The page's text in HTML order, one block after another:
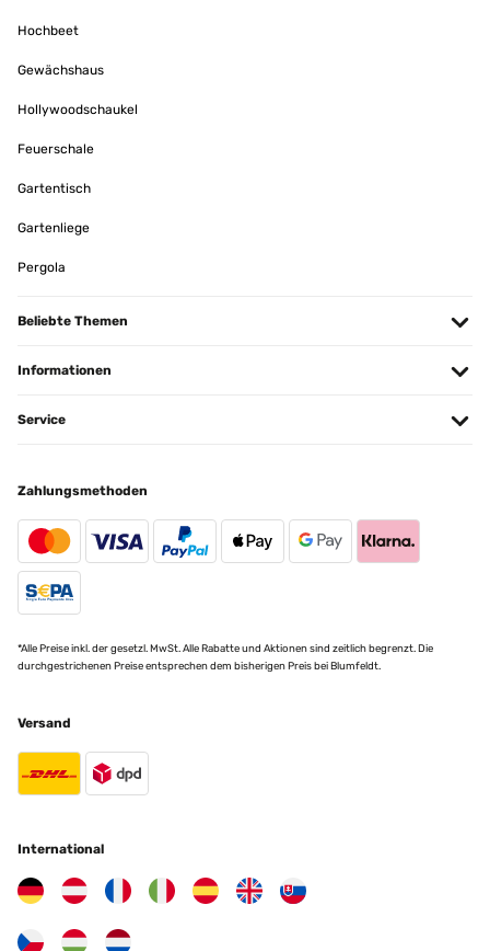
Hochbeet
Gewächshaus
Hollywoodschaukel
Feuerschale
Gartentisch
Gartenliege
Pergola
Beliebte Themen
Informationen
Service
Zahlungsmethoden
*Alle Preise inkl. der gesetzl. MwSt. Alle Rabatte und Aktionen sind zeitlich begrenzt. Die
durchgestrichenen Preise entsprechen dem bisherigen Preis bei Blumfeldt.
Versand
International